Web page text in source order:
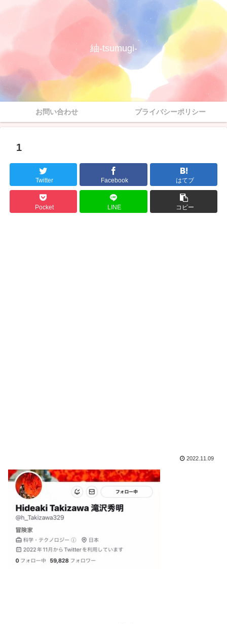
紬-tsumugi-
お問い合わせ プライバシーポリシー
1
Twitter Facebook はてブ
Pocket LINE コピー
2022.11.09